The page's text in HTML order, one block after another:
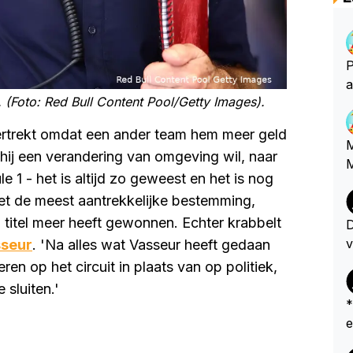
Red Bull Content Pool/Getty Images).
omdat een ander team hem meer geld
een verandering van omgeving wil, naar
1 - het is altijd zo geweest en het is nog
de meest aantrekkelijke bestemming,
meer heeft gewonnen. Echter krabbelt
. 'Na alles wat Vasseur heeft gedaan
op het circuit in plaats van op politiek,
sluiten.'